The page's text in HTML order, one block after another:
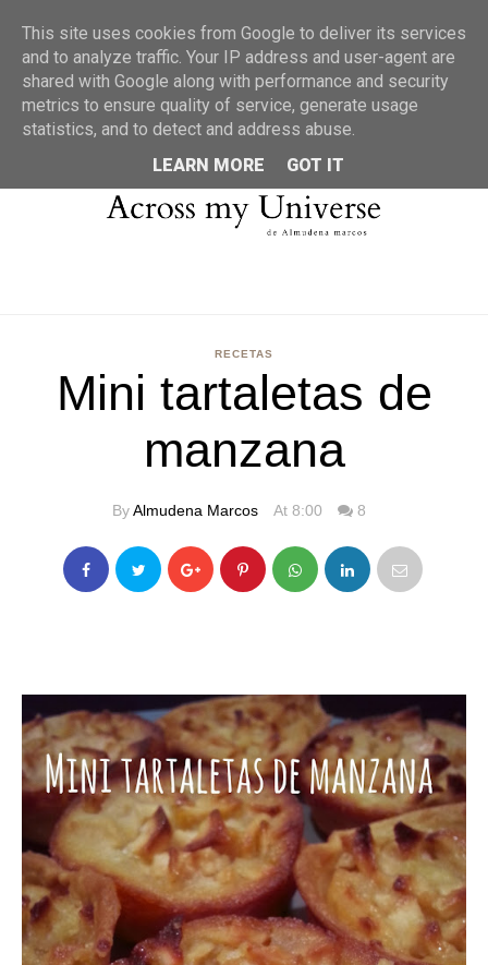
MENU
RECETAS
Mini tartaletas de
manzana
ByAlmudena Marcos At 8:00 8
This site uses cookies from Google to deliver its services
and to analyze traffic. Your IP address and user-agent are
shared with Google along with performance and security
metrics to ensure quality of service, generate usage
statistics, and to detect and address abuse.
LEARN MORE
GOT IT